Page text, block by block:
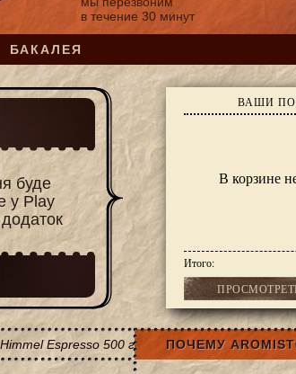
БАКАЛЕЯ
ВАШИ
В корзине
Итого:
в течение 30 минут
буде
у Play
Espresso 500 г ПОЧЕМУ